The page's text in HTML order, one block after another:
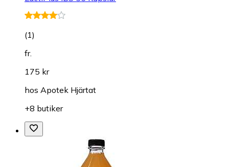
(1)
fr.
175 kr
hos Apotek Hjärtat
+8 butiker